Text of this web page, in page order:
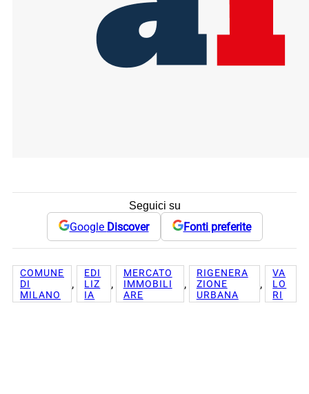
Seguici su
Google Discover Fonti preferite
COMUNE
DI
MILANO
,
EDI
LIZ
IA
,
MERCATO
IMMOBILI
ARE
,
RIGENERA
ZIONE
URBANA
,
VA
LO
RI